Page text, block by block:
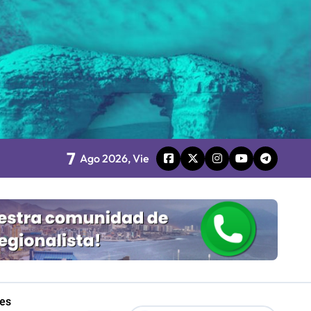
100% estatal
2.0”
7 Ago 2026, Vie